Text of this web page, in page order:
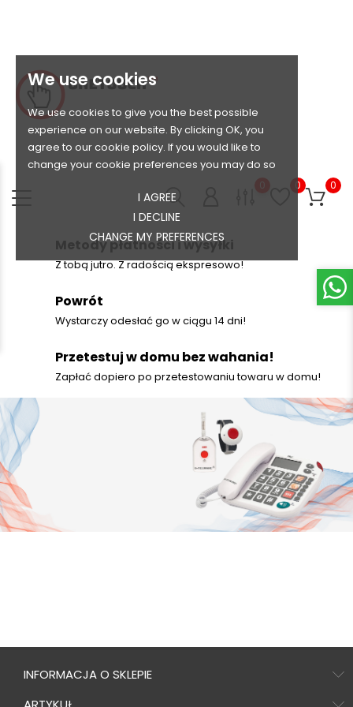
We use cookies
We use cookies to give you the best possible
experience on our website. By clicking OK, you
agree to our cookie policy. If you would like to
change your cookie preferences you may do so
I AGREE
I DECLINE
CHANGE MY PREFERENCES
0 0 0
Metody płatności i wysyłki
Z tobą jutro. Z radością ekspresowo!
Powrót
Wystarczy odesłać go w ciągu 14 dni!
Przetestuj w domu bez wahania!
Zapłać dopiero po przetestowaniu towaru w domu!
INFORMACJA O SKLEPIE